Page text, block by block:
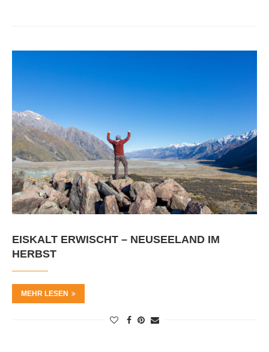
EISKALT ERWISCHT – NEUSEELAND IM
HERBST
MEHR LESEN